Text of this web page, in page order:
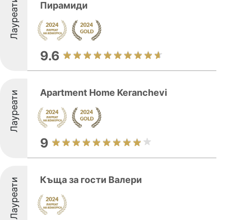
Лауреати Пирамиди
9.6
Лауреати Apartment Home Keranchevi
9
Лауреати Къща за гости Валери